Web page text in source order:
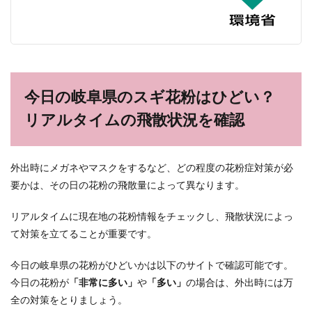
今日の岐阜県のスギ花粉はひどい？
リアルタイムの飛散状況を確認
外出時にメガネやマスクをするなど、どの程度の花粉症対策が必
要かは、その日の花粉の飛散量によって異なります。
リアルタイムに現在地の花粉情報をチェックし、飛散状況によっ
て対策を立てることが重要です。
今日の岐阜県の花粉がひどいかは以下のサイトで確認可能です。
今日の花粉が 「非常に多い」 や 「多い」 の場合は、外出時には万
全の対策をとりましょう。